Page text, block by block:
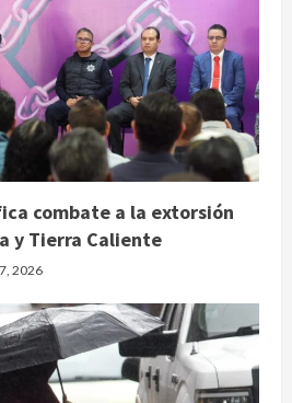
combate a la extorsión
y Tierra Caliente
2026